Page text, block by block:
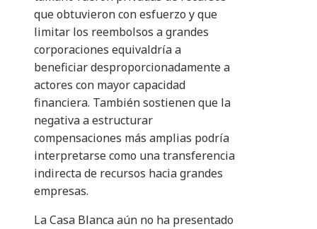
que obtuvieron con esfuerzo y que
limitar los reembolsos a grandes
corporaciones equivaldría a
beneficiar desproporcionadamente a
actores con mayor capacidad
financiera. También sostienen que la
negativa a estructurar
compensaciones más amplias podría
interpretarse como una transferencia
indirecta de recursos hacia grandes
empresas.
La Casa Blanca aún no ha presentado